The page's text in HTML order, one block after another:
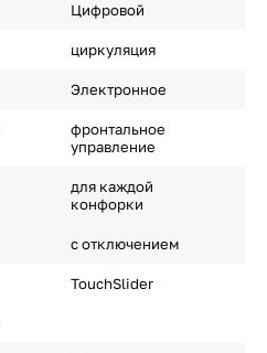
Цифровой
циркуляция
Электронное
фронтальное
управление
для каждой
конфорки
с отключением
TouchSlider